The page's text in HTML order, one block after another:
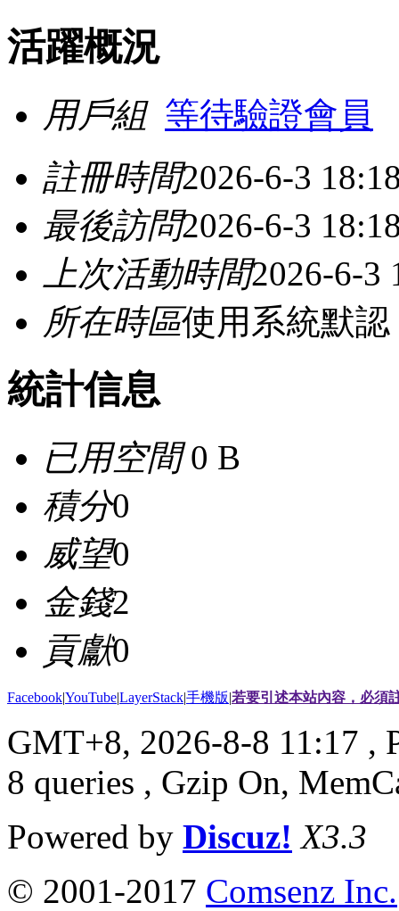
活躍概況
用戶組 等待驗證會員
註冊時間2026-6-3
最後訪問2026-6-3
上次活動時間2026-6-3
所在時區使用系統默認
統計信息
已用空間0 B
積分0
威望0
金錢2
貢獻0
Facebook|YouTube|LayerStack|手機版|若要引述本站內容，必須
GMT+8, 2026-8-8 11:17 ,
8 queries , Gzip On,
Powered by Discuz! X3.3
© 2001-2017 Comsenz Inc.